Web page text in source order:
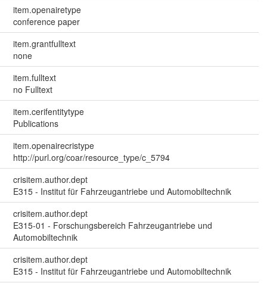
item.openairetype
conference paper
item.grantfulltext
none
item.fulltext
no Fulltext
item.cerifentitytype
Publications
item.openairecristype
http://purl.org/coar/resource_type/c_5794
crisitem.author.dept
E315 - Institut für Fahrzeugantriebe und Automobiltechnik
crisitem.author.dept
E315-01 - Forschungsbereich Fahrzeugantriebe und
Automobiltechnik
crisitem.author.dept
E315 - Institut für Fahrzeugantriebe und Automobiltechnik